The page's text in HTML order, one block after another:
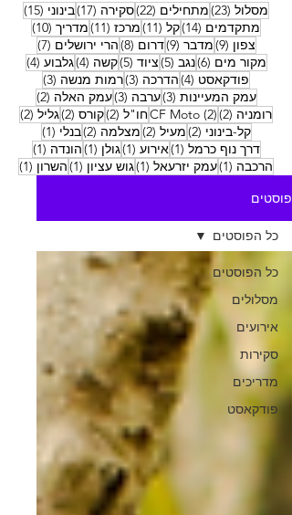
מסלול (23) 23 פוסטים
מתחילים (22) 22 פוסטים
סקירה (17) 17 פוסטים
בינוני (15)
15 פוסטים
מתקדמים (14) 14 פוסטים
קל (11) 11 פוסטים
מרכז (11) 11 פוסטים
מדריך (10)
10 פוסטים
צפון (9) 9 פוסטיםמדבר (9) 9 פוסטיםדרום (8) 8 פוסטיםהרי ירושלים (7) 7 פוסטים
מקור מים (6) 6 פוסטיםנגב (5) 5 פוסטיםציוד (5) 5 פוסטיםקשה (4) 4 פוסטיםגלבוע (4) 4 פוסטים
פודקאסט (4) 4 פוסטיםהדרכה (3) 3 פוסטיםרמות מנשה (3) 3 פוסטים
עמק המעיינות (3) 3 פוסטיםערבה (3) 3 פוסטיםעמק האלה (2) 2 פוסטים
רומניה (2) 2 פוסטים CF Moto (2) 2 פוסטיםחו"ל (2) 2 פוסטיםקורס (2) 2 פוסטיםגליל (2) 2 פוסטים
קל-בינוני (2) 2 פוסטיםמעיל (2) 2 פוסטיםמצלמה (2) 2 פוסטיםבנלי (1) פוסט 1
דרך נוף כרמל (1) פוסט 1
אירוע (1) פוסט 1
גולן (1) פוסט 1
הונדה (1) פוסט 1
הרכבה (1) פוסט 1
עמק יזרעאל (1) פוסט 1
גוש עציון (1) פוסט 1
השרון (1)
פוסטים
כל הפוסטים
מסלולים
אירועים
סקירות
מדריכים
פודקאסט
כל הפוסטים